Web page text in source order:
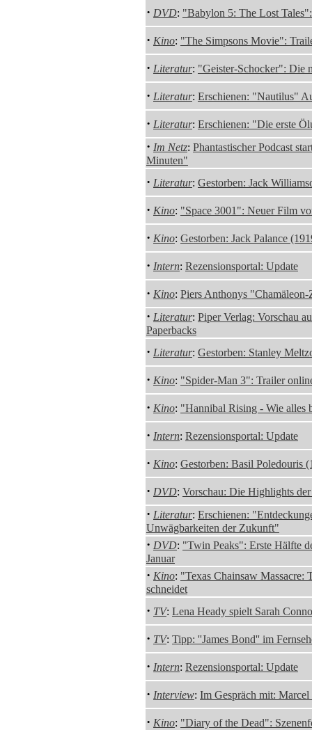
· DVD: "Babylon 5: The Lost
· Kino: "The Simpsons Movie":
· Literatur: "Geister-Schocker": Die
· Literatur: Erschienen: "Nautilus"
· Literatur: Erschienen: "Die erste
· Im Netz: Phantastischer Podcast
Minuten"
· Literatur: Gestorben: Jack
· Kino: "Space 3001": Neuer Film
· Kino: Gestorben: Jack Palance
· Intern: Rezensionsportal: Update
· Kino: Piers Anthonys
· Literatur: Piper Verlag: Vorschau
Paperbacks
· Literatur: Gestorben: Stanley
· Kino: "Spider-Man 3": Trailer
· Kino: "Hannibal Rising - Wie alles
· Intern: Rezensionsportal: Update
· Kino: Gestorben: Basil Poledouris
· DVD: Vorschau: Die Highlights
· Literatur: Erschienen:
Unwägbarkeiten der Zukunft"
· DVD: "Twin Peaks": Erste Hälfte
Januar
· Kino: "Texas Chainsaw Massacre:
schneidet
· TV: Lena Heady spielt Sarah
· TV: Tipp: ''James Bond'' im
· Intern: Rezensionsportal: Update
· Interview: Im Gespräch mit: Marcel
· Kino: "Diary of the Dead":